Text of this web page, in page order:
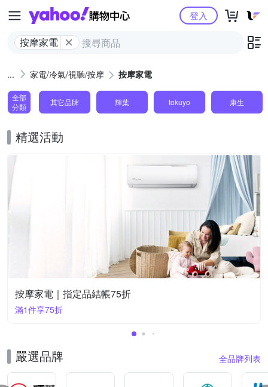
Yahoo購物中心
按摩家電
登入
家電/冷氣/視聽/按摩 按摩家電
全部
分類
其它品牌 輝葉 tokuyo 康生
精選活動
按摩家電｜指定品結帳75折
滿1件享75折
嚴選品牌 全品牌列表